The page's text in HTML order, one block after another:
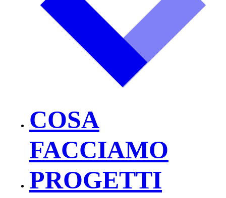
COSA
FACCIAMO
PROGETTI